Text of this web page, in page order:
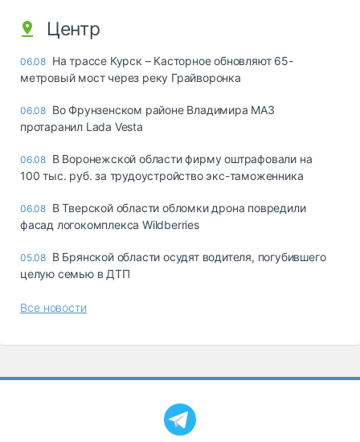
Центр
06.08 На трассе Курск – Касторное обновляют 65-
метровый мост через реку Грайворонка
06.08 Во Фрунзенском районе Владимира МАЗ
протаранил Lada Vesta
06.08 В Воронежской области фирму оштрафовали на
100 тыс. руб. за трудоустройство экс-таможенника
06.08 В Тверской области обломки дрона повредили
фасад логокомплекса Wildberries
05.08 В Брянской области осудят водителя, погубившего
целую семью в ДТП
Все новости